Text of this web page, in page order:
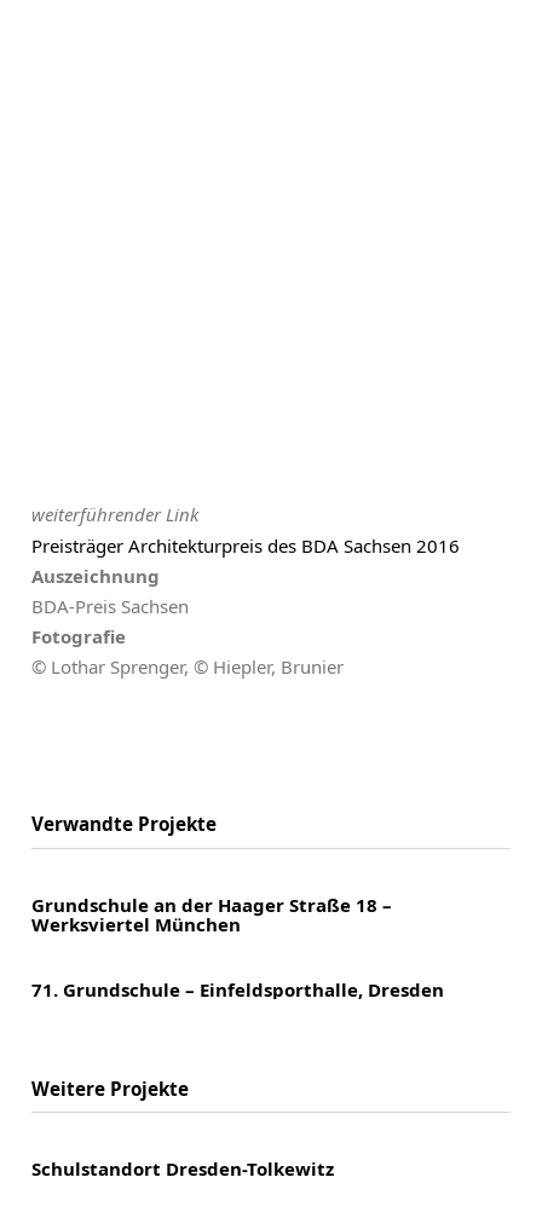
weiterführender Link
Preisträger Architekturpreis des BDA Sachsen 2016
Auszeichnung
BDA-Preis Sachsen
Fotografie
© Lothar Sprenger, © Hiepler, Brunier
Verwandte Projekte
Grundschule an der Haager Straße 18 –
Werksviertel München
71. Grundschule – Einfeldsporthalle, Dresden
Weitere Projekte
Schulstandort Dresden-Tolkewitz